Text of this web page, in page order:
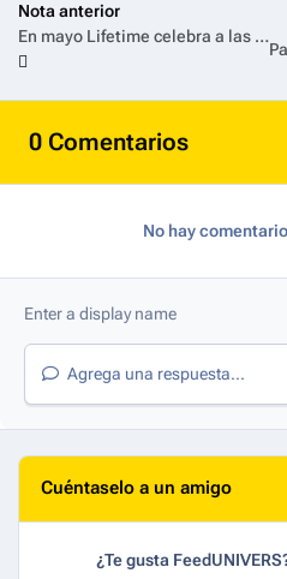
Nota anterior
En mayo Lifetime celebra a las madres y presenta especial “Súper Mamá”
0 Comentarios
No hay
Agrega una respuesta...
Cuéntaselo a un amigo
¿Te gusta